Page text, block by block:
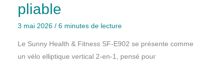
pliable
3 mai 2026 / 6 minutes de lecture
Le Sunny Health & Fitness SF-E902 se présente comme
un vélo elliptique vertical 2-en-1, pensé pour